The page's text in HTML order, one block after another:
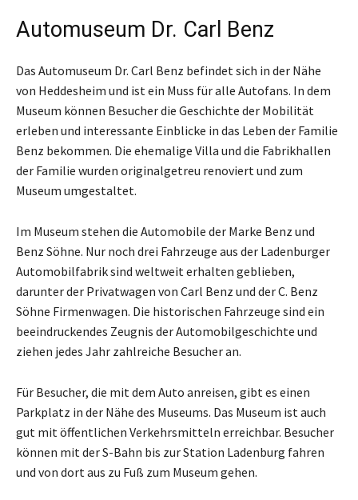
Automuseum Dr. Carl Benz
Das Automuseum Dr. Carl Benz befindet sich in der Nähe
von Heddesheim und ist ein Muss für alle Autofans. In dem
Museum können Besucher die Geschichte der Mobilität
erleben und interessante Einblicke in das Leben der Familie
Benz bekommen. Die ehemalige Villa und die Fabrikhallen
der Familie wurden originalgetreu renoviert und zum
Museum umgestaltet.
Im Museum stehen die Automobile der Marke Benz und
Benz Söhne. Nur noch drei Fahrzeuge aus der Ladenburger
Automobilfabrik sind weltweit erhalten geblieben,
darunter der Privatwagen von Carl Benz und der C. Benz
Söhne Firmenwagen. Die historischen Fahrzeuge sind ein
beeindruckendes Zeugnis der Automobilgeschichte und
ziehen jedes Jahr zahlreiche Besucher an.
Für Besucher, die mit dem Auto anreisen, gibt es einen
Parkplatz in der Nähe des Museums. Das Museum ist auch
gut mit öffentlichen Verkehrsmitteln erreichbar. Besucher
können mit der S-Bahn bis zur Station Ladenburg fahren
und von dort aus zu Fuß zum Museum gehen.